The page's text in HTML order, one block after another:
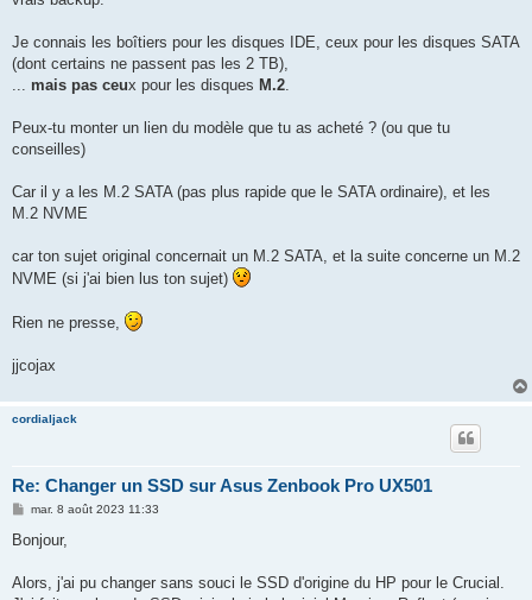
Je connais les boîtiers pour les disques IDE, ceux pour les disques SATA
(dont certains ne passent pas les 2 TB),
... mais pas ceux pour les disques M.2.
Peux-tu monter un lien du modèle que tu as acheté ? (ou que tu
conseilles)
Car il y a les M.2 SATA (pas plus rapide que le SATA ordinaire), et les
M.2 NVME
car ton sujet original concernait un M.2 SATA, et la suite concerne un M.2
NVME (si j'ai bien lus ton sujet)
Rien ne presse,
jjcojax
cordialjack
Re: Changer un SSD sur Asus Zenbook Pro UX501
M
s
g
mar. 8 août 2023 11:33
Bonjour,
Alors, j'ai pu changer sans souci le SSD d'origine du HP pour le Crucial.